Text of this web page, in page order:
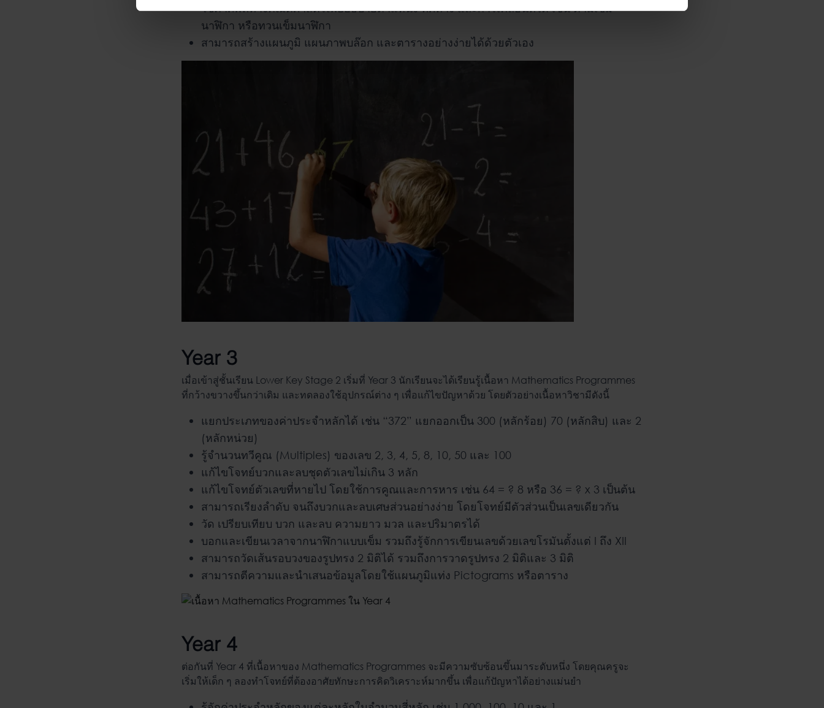
ใช้คำศัพท์ทางคณิตศาสตร์เพื่ออธิบายตำแหน่ง ทิศทาง และการเคลื่อนที่ได้ เช่น ตามเข็ม
นาฬิกา หรือทวนเข็มนาฬิกา
สามารถสร้างแผนภูมิ แผนภาพบล๊อก และตารางอย่างง่ายได้ด้วยตัวเอง
Year 3
เมื่อเข้าสู่ชั้นเรียน Lower Key Stage 2 เริ่มที่ Year 3 นักเรียนจะได้เรียนรู้เนื้อหา Mathematics Programmes
ที่กว้างขวางขึ้นกว่าเดิม และทดลองใช้อุปกรณ์ต่าง ๆ เพื่อแก้ไขปัญหาด้วย โดยตัวอย่างเนื้อหาวิชามีดังนี้
แยกประเภทของค่าประจำหลักได้ เช่น “372” แยกออกเป็น 300 (หลักร้อย) 70 (หลักสิบ) และ 2
(หลักหน่วย)
รู้จำนวนทวีคูณ (Multiples) ของเลข 2, 3, 4, 5, 8, 10, 50 และ 100
แก้ไขโจทย์บวกและลบชุดตัวเลขไม่เกิน 3 หลัก
แก้ไขโจทย์ตัวเลขที่หายไป โดยใช้การคูณและการหาร เช่น 64 = ? 8 หรือ 36 = ? x 3 เป็นต้น
สามารถเรียงลำดับ จนถึงบวกและลบเศษส่วนอย่างง่าย โดยโจทย์มีตัวส่วนเป็นเลขเดียวกัน
วัด เปรียบเทียบ บวก และลบ ความยาว มวล และปริมาตรได้
บอกและเขียนเวลาจากนาฬิกาแบบเข็ม รวมถึงรู้จักการเขียนเลขด้วยเลขโรมันตั้งแต่ I ถึง XII
สามารถวัดเส้นรอบวงของรูปทรง 2 มิติได้ รวมถึงการวาดรูปทรง 2 มิติและ 3 มิติ
สามารถตีความและนำเสนอข้อมูลโดยใช้แผนภูมิแท่ง Pictograms หรือตาราง
Year 4
ต่อกันที่ Year 4 ที่เนื้อหาของ Mathematics Programmes จะมีความซับซ้อนขึ้นมาระดับหนึ่ง โดยคุณครูจะ
เริ่มให้เด็ก ๆ ลองทำโจทย์ที่ต้องอาศัยทักษะการคิดวิเคราะห์มากขึ้น เพื่อแก้ปัญหาได้อย่างแม่นยำ